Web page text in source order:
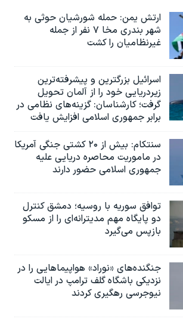
ارتش یمن: حمله شورشیان حوثی به
شهر بندری مخا ۷ نفر از جمله
غیرنظامیان را کشت
اسرائيل بزرگترین و پیشرفته‌ترین
زیردریایی خود را از آلمان تحویل
گرفت؛ کارشناسان: گزینه‌های نظامی در
برابر جمهوری اسلامی افزایش یافت
سنتکام: بیش از ۲۰ کشتی جنگی آمریکا
در ماموریت محاصره دریایی علیه
جمهوری اسلامی حضور دارند
توافق سوریه با روسیه؛ دمشق کنترل
دو پایگاه مهم مدیترانه‌ای را از مسکو
بازپس می‌گیرد
جنگنده‌های «نوراد» هواپیماهایی را در
نزدیکی باشگاه گلف ترامپ در ایالت
نیوجرسی رهگیری کردند